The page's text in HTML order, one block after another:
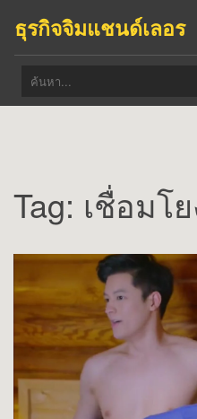
ธุรกิจจิมแชนด์เลอร
Tag: เชื่อมโ